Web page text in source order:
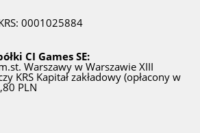
0001025884
CI Games SE:
Warszawy w WarszawieXIII
KRSKapitał zakładowy (opłacony w
PLN